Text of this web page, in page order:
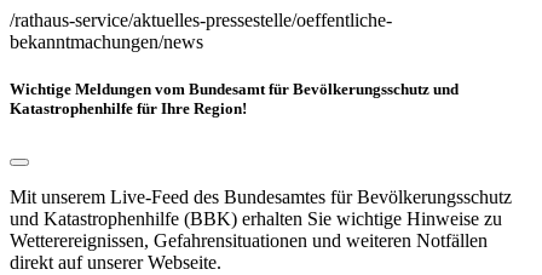
/rathaus-service/aktuelles-pressestelle/oeffentliche-
bekanntmachungen/news
Wichtige Meldungen vom Bundesamt für Bevölkerungsschutz und
Katastrophenhilfe für Ihre Region!
Mit unserem Live-Feed des Bundesamtes für Bevölkerungsschutz
und Katastrophenhilfe (BBK) erhalten Sie wichtige Hinweise zu
Wetterereignissen, Gefahrensituationen und weiteren Notfällen
direkt auf unserer Webseite.